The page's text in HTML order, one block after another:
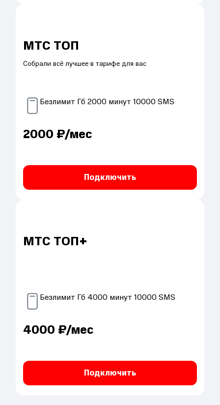
МТС ТОП
Собрали всё лучшее в тарифе для вас
Безлимит Гб 2000 минут 10000SMS
2000 ₽/мес
Подключить
МТС ТОП+
Безлимит Гб 4000 минут 10000SMS
4000 ₽/мес
Подключить